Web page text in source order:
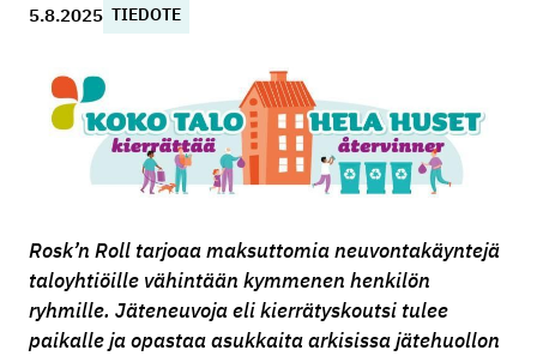
5.8.2025 TIEDOTE
Rosk’n Roll tarjoaa maksuttomia neuvontakäyntejä
taloyhtiöille vähintään kymmenen henkilön
ryhmille. Jäteneuvoja eli kierrätyskoutsi tulee
paikalle ja opastaa asukkaita arkisissa jätehuollon